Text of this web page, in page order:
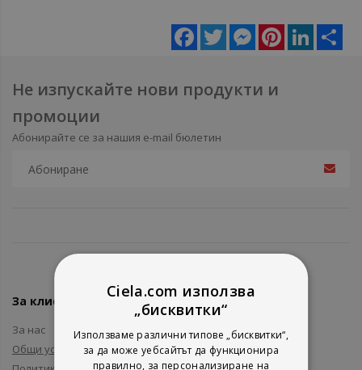
Facebook
Twitter MessengerPinterestLinkedIn
Не изпускайте нови продукти и
промоции
Абонирайте се за нашия e-mail бюлетин
За клиенти
За нас
Общи условия
Ciela.com използва
„бисквитки“
Използваме различни типове „бисквитки“,
за да може уебсайтът да функционира
правилно, за персонализиране на